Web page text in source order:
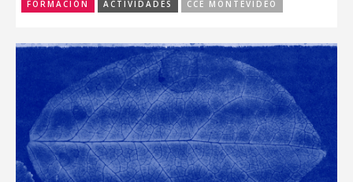
FORMACIÓN ACTIVIDADES CCE MONTEVIDEO